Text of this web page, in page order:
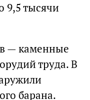
9,5 тысячи
— каменные
труда. В
барана.